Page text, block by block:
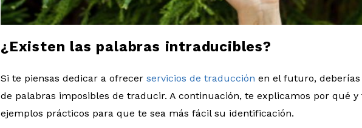
¿Existen las palabras intraducibles?
Si te piensas dedicar a ofrecer servicios de traducción en el futuro,
de palabras imposibles de traducir. A continuación, te explicamos por qué
ejemplos prácticos para que te sea más fácil su identificación.